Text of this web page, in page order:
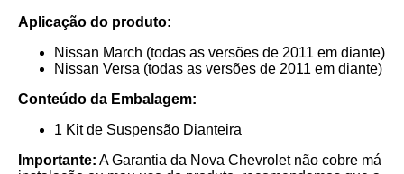
Aplicação do produto:
Nissan March (todas as versões de 2011 em diante)
Nissan Versa (todas as versões de 2011 em diante)
Conteúdo da Embalagem:
1 Kit de Suspensão Dianteira
Importante: A Garantia da Nova Chevrolet não cobre má